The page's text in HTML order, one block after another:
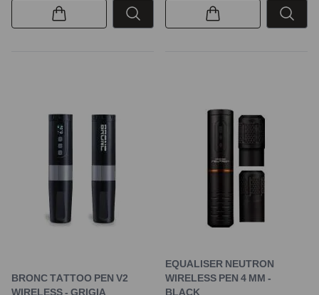
BRONC TATTOO PEN V2
WIRELESS - GRIGIA
EQUALISER NEUTRON
WIRELESS PEN 4 MM -
BLACK